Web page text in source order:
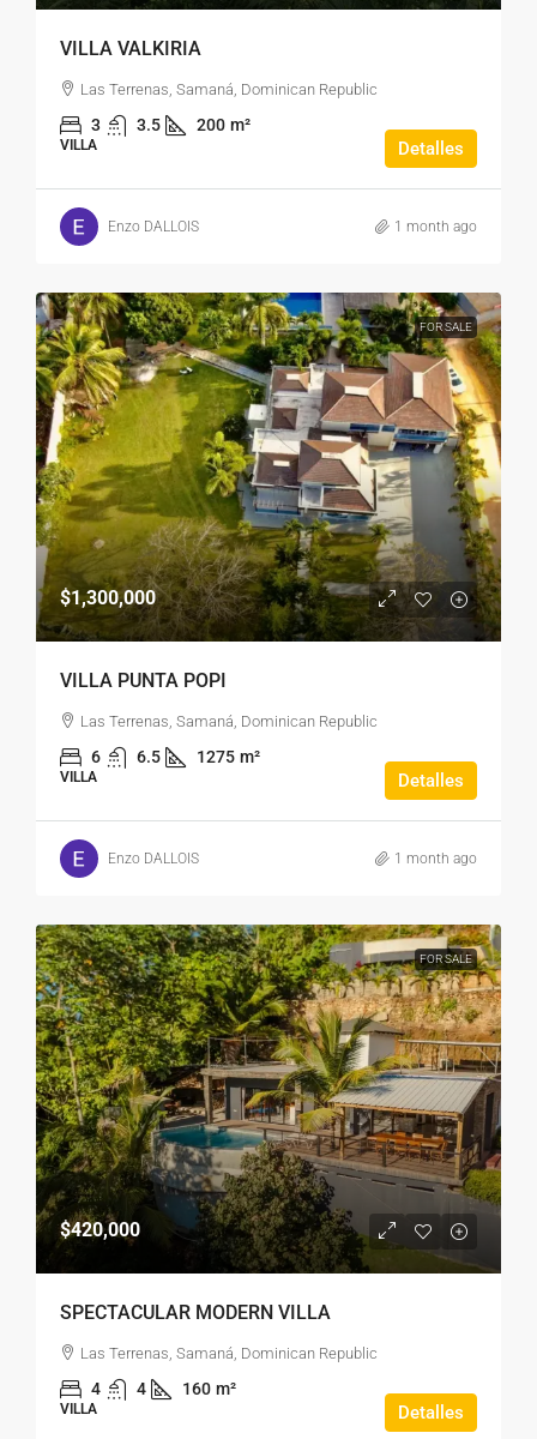
VILLA VALKIRIA
Las Terrenas, Samaná, Dominican Republic
3 3.5 200 m²
VILLA Detalles
Enzo DALLOIS 1 month ago
FOR SALE
$1,300,000
VILLA PUNTA POPI
Las Terrenas, Samaná, Dominican Republic
6 6.5 1275 m²
VILLA Detalles
Enzo DALLOIS 1 month ago
FOR SALE
$420,000
SPECTACULAR MODERN VILLA
Las Terrenas, Samaná, Dominican Republic
4 4 160 m²
VILLA Detalles